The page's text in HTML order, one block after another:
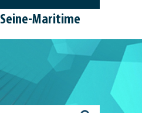
Seine-Maritime